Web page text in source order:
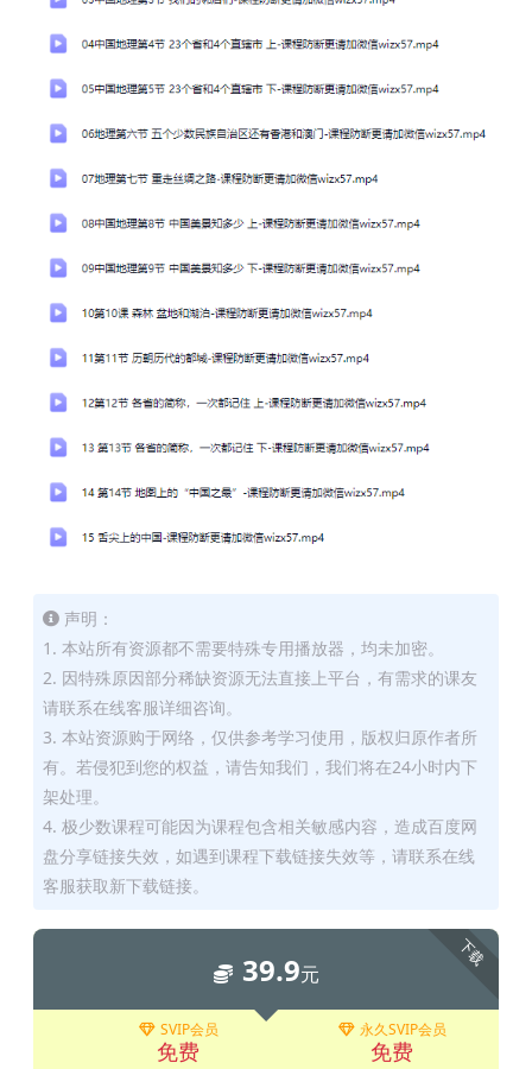
声明：
1. 本站所有资源都不需要特殊专用播放器，均未加密。
2. 因特殊原因部分稀缺资源无法直接上平台，有需求的课友
请联系在线客服详细咨询。
3. 本站资源购于网络，仅供参考学习使用，版权归原作者所
有。若侵犯到您的权益，请告知我们，我们将在24小时内下
架处理。
4. 极少数课程可能因为课程包含相关敏感内容，造成百度网
盘分享链接失效，如遇到课程下载链接失效等，请联系在线
客服获取新下载链接。
下载
39.9元
SVIP会员
免费
永久SVIP会员
免费